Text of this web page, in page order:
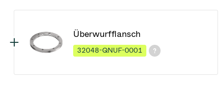
Überwurfflansch
32048-QNUF-0001